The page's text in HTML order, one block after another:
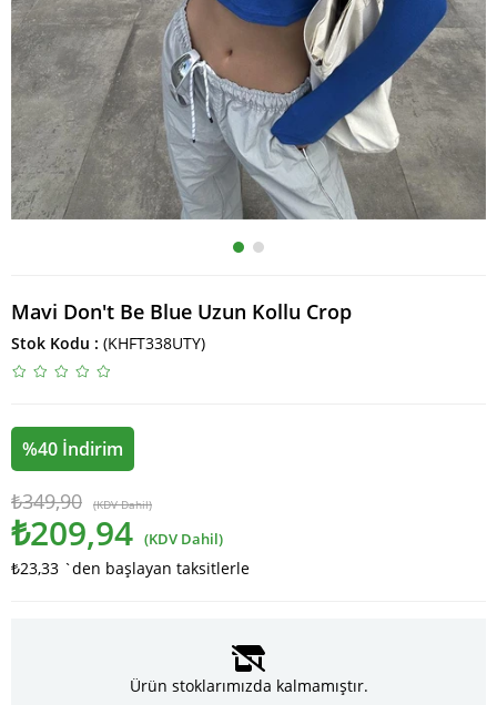
Mavi Don't Be Blue Uzun Kollu Crop
Stok Kodu (KHFT338UTY)
%40 İndirim
₺349,90 (KDV Dahil)
₺209,94 (KDV Dahil)
₺23,33 `den başlayan taksitlerle
Ürün stoklarımızda kalmamıştır.